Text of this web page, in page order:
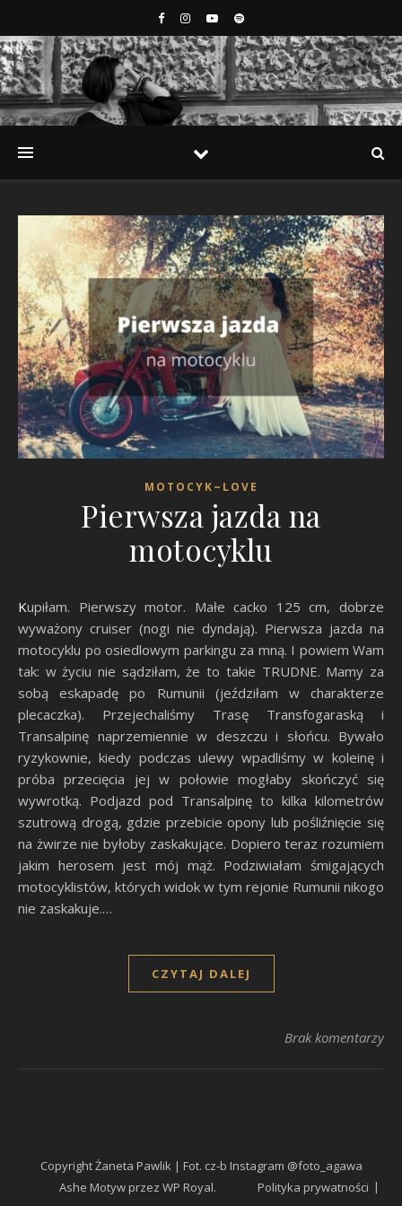
MOTOCYK~LOVE
Pierwsza jazda na
motocyklu
Kupiłam. Pierwszy motor. Małe cacko 125 cm, dobrze
wyważony cruiser (nogi nie dyndają). Pierwsza jazda na
motocyklu po osiedlowym parkingu za mną. I powiem Wam
tak: w życiu nie sądziłam, że to takie TRUDNE. Mamy za
sobą eskapadę po Rumunii (jeździłam w charakterze
plecaczka). Przejechaliśmy Trasę Transfogaraską i
Transalpinę naprzemiennie w deszczu i słońcu. Bywało
ryzykownie, kiedy podczas ulewy wpadliśmy w koleinę i
próba przecięcia jej w połowie mogłaby skończyć się
wywrotką. Podjazd pod Transalpinę to kilka kilometrów
szutrową drogą, gdzie przebicie opony lub pośliźnięcie się
na żwirze nie byłoby zaskakujące. Dopiero teraz rozumiem
jakim herosem jest mój mąż. Podziwiałam śmigających
motocyklistów, których widok w tym rejonie Rumunii nikogo
nie zaskakuje.…
CZYTAJ DALEJ
Brak komentarzy
Copyright Żaneta Pawlik | Fot. cz-b Instagram @foto_agawa
Polityka prywatności
Ashe Motyw przez WP Royal.